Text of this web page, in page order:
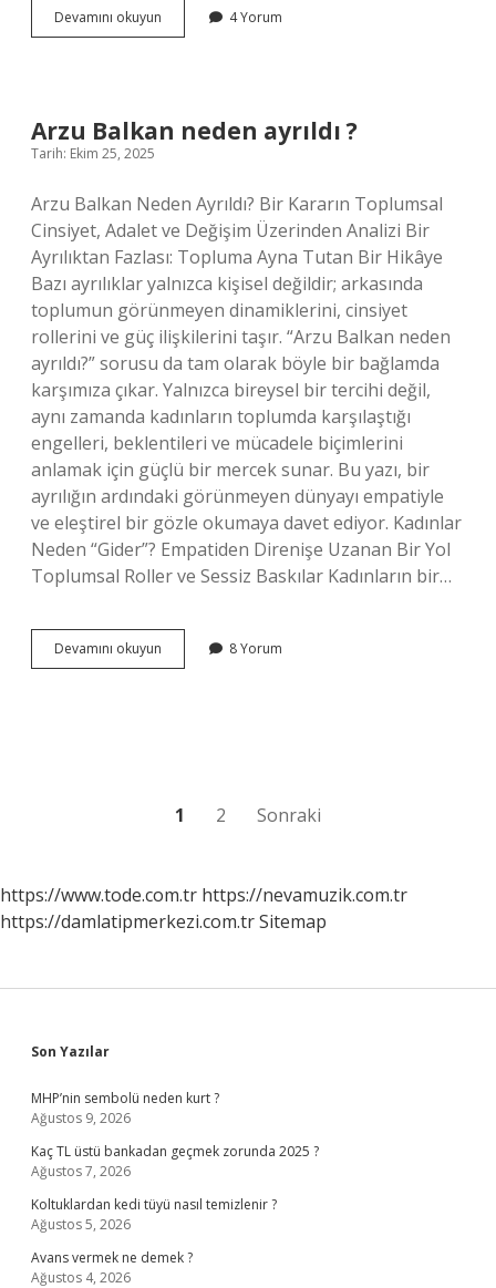
Devamını okuyun
buldu
4 Yorum
Arzu Balkan neden ayrıldı ?
Tarih: Ekim 25, 2025
Arzu Balkan Neden Ayrıldı? Bir Kararın Toplumsal
Cinsiyet, Adalet ve Değişim Üzerinden Analizi Bir
Ayrılıktan Fazlası: Topluma Ayna Tutan Bir Hikâye
Bazı ayrılıklar yalnızca kişisel değildir; arkasında
toplumun görünmeyen dinamiklerini, cinsiyet
rollerini ve güç ilişkilerini taşır. “Arzu Balkan neden
ayrıldı?” sorusu da tam olarak böyle bir bağlamda
karşımıza çıkar. Yalnızca bireysel bir tercihi değil,
aynı zamanda kadınların toplumda karşılaştığı
engelleri, beklentileri ve mücadele biçimlerini
anlamak için güçlü bir mercek sunar. Bu yazı, bir
ayrılığın ardındaki görünmeyen dünyayı empatiyle
ve eleştirel bir gözle okumaya davet ediyor. Kadınlar
Neden “Gider”? Empatiden Direnişe Uzanan Bir Yol
Toplumsal Roller ve Sessiz Baskılar Kadınların bir…
Devamını okuyun
Balkan
8 Yorum
1 2 Sonraki
https://www.tode.com.tr https://nevamuzik.com.tr
https://damlatipmerkezi.com.trSitemap
Sidebar
Son Yazılar
MHP’nin sembolü neden kurt ?
Ağustos 9, 2026
Kaç TL üstü bankadan geçmek zorunda 2025 ?
Ağustos 7, 2026
Koltuklardan kedi tüyü nasıl temizlenir ?
Ağustos 5, 2026
Avans vermek ne demek ?
Ağustos 4, 2026